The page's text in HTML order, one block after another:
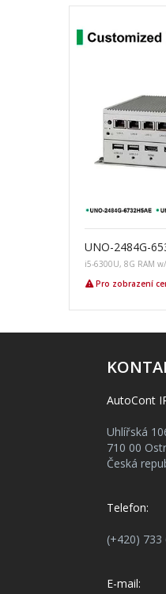
UNO-2484G-
i5-6300U, 8G RAM
Pro zobrazení
AutoCont
Uhlířská
710 00
Česká
Telefon:
(+420) 733
E-mail: